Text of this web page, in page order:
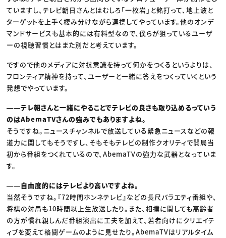
ていますし、テレビ朝日さんとはむしろ「一枚岩」と銘打って、地上波と
ターゲットを上手く棲み分けながら連携してやっています。他のオンデ
マンドサービスも基本的には有料型なので、僕らが狙っているユーザ
ーの視聴習慣とはまた別だと考えています。
ですので他のメディアに対抗意識を持って何かをつくるというよりは、
フロンティア精神を持って、ユーザーと一緒に答えをつくっていくという
発想でやっています。
――テレ朝さんと一緒にやることでテレビの良さも取り込めるっていう
のはAbemaTVさんの強みでもありますよね。
そうですね。ニュースチャンネルで放送している緊急ニュースなどの報
道力に関してもそうですし、そもそもテレビの制作クオリティで開局当
初から番組をつくれているので、AbemaTVの強力な武器となっていま
す。
――自由度的にはテレビより高いですよね。
当然そうですね。『72時間ホンネテレビ』などの長尺バラエティ番組や、
将棋の対局も10時間以上生放送したり。また、相撲に関しても高齢者
の方が慣れ親しんだ番組演出に工夫を加えて、若者向けにクリエイテ
ィブを変えて格闘ゲームのように見せたり。AbemaTVはリアルタイム